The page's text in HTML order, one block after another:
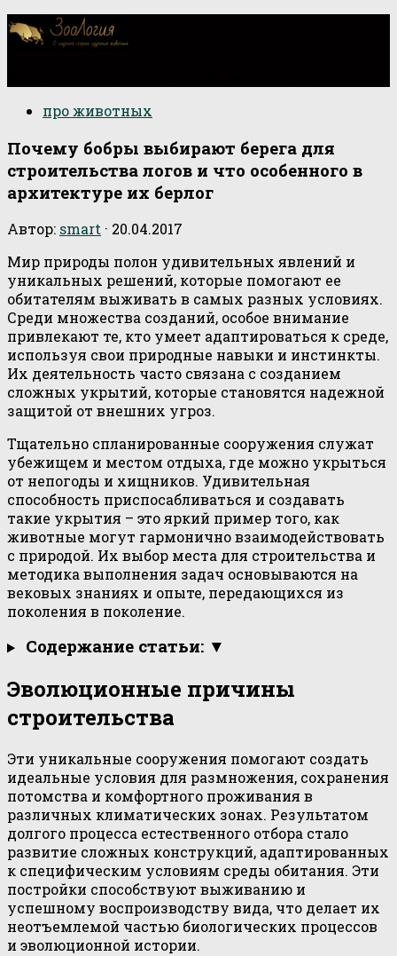
про животных
Почему бобры выбирают берега для
строительства логов и что особенного в
архитектуре их берлог
Автор: smart · 20.04.2017
Мир природы полон удивительных явлений и
уникальных решений, которые помогают ее
обитателям выживать в самых разных условиях.
Среди множества созданий, особое внимание
привлекают те, кто умеет адаптироваться к среде,
используя свои природные навыки и инстинкты.
Их деятельность часто связана с созданием
сложных укрытий, которые становятся надежной
защитой от внешних угроз.
Тщательно спланированные сооружения служат
убежищем и местом отдыха, где можно укрыться
от непогоды и хищников. Удивительная
способность приспосабливаться и создавать
такие укрытия – это яркий пример того, как
животные могут гармонично взаимодействовать
с природой. Их выбор места для строительства и
методика выполнения задач основываются на
вековых знаниях и опыте, передающихся из
поколения в поколение.
Содержание статьи: ▼
Эволюционные причины
строительства
Эти уникальные сооружения помогают создать
идеальные условия для размножения, сохранения
потомства и комфортного проживания в
различных климатических зонах. Результатом
долгого процесса естественного отбора стало
развитие сложных конструкций, адаптированных
к специфическим условиям среды обитания. Эти
постройки способствуют выживанию и
успешному воспроизводству вида, что делает их
неотъемлемой частью биологических процессов
и эволюционной истории.